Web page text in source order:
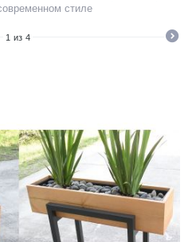
стиле
1 из 4